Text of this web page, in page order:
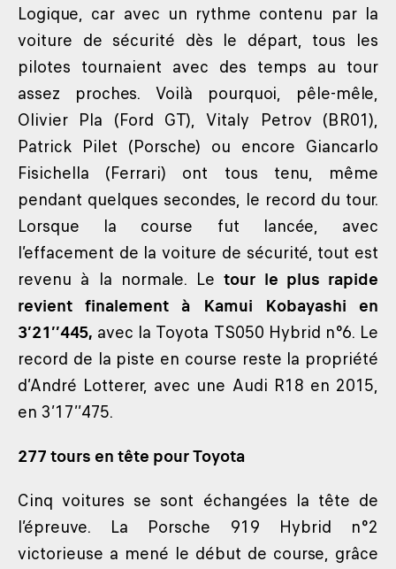
Logique, car avec un rythme contenu par la
voiture de sécurité dès le départ, tous les
pilotes tournaient avec des temps au tour
assez proches. Voilà pourquoi, pêle-mêle,
Olivier Pla (Ford GT), Vitaly Petrov (BR01),
Patrick Pilet (Porsche) ou encore Giancarlo
Fisichella (Ferrari) ont tous tenu, même
pendant quelques secondes, le record du tour.
Lorsque la course fut lancée, avec
l’effacement de la voiture de sécurité, tout est
revenu à la normale. Letour le plus rapide
revient finalement à Kamui Kobayashi en
3’21’’445, avec la Toyota TS050 Hybrid n°6. Le
record de la piste en course reste la propriété
d’André Lotterer, avec une Audi R18 en 2015,
en 3’17’’475.
277 tours en tête pour Toyota
Cinq voitures se sont échangées la tête de
l’épreuve. La Porsche 919 Hybrid n°2
victorieuse a mené le début de course, grâce